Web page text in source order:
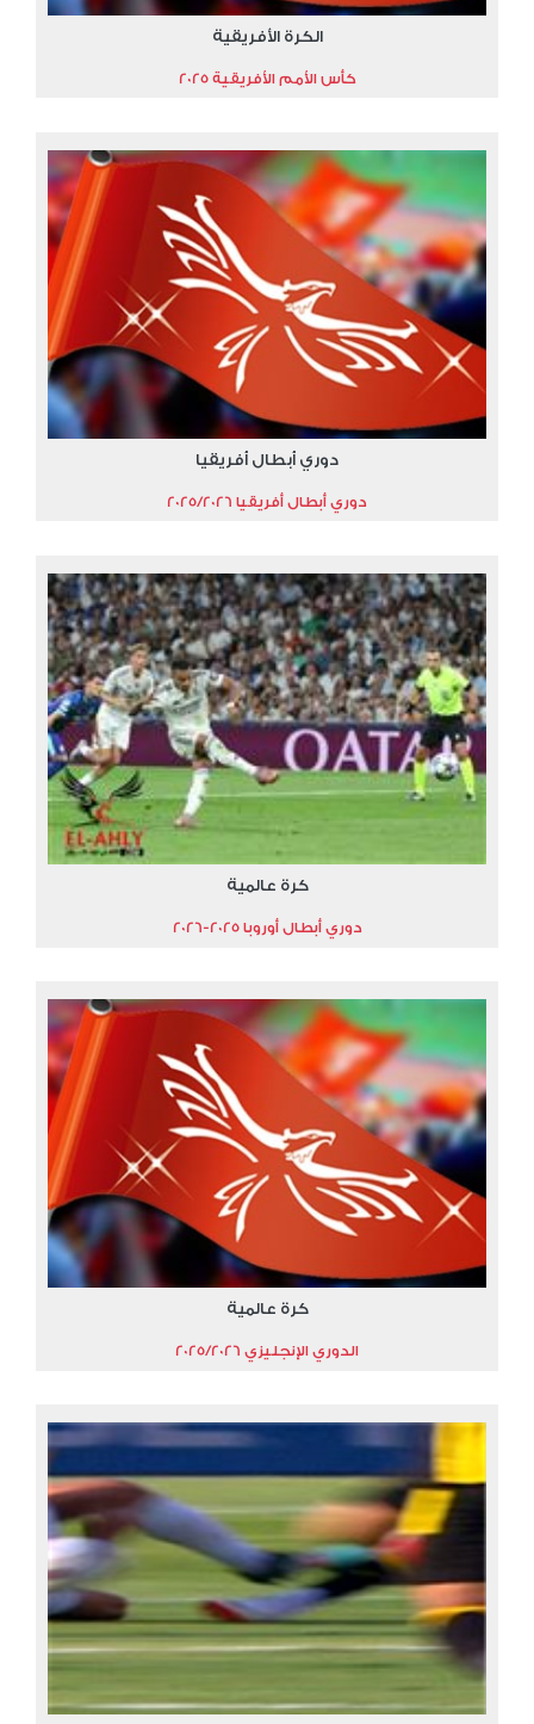
الكرة الأفريقية
كأس الأمم الأفريقية 2025
دوري أبطال أفريقيا
دوري أبطال أفريقيا 2025/2026
كرة عالمية
دوري أبطال أوروبا 2025-2026
كرة عالمية
الدوري الإنجليزي 2025/2026